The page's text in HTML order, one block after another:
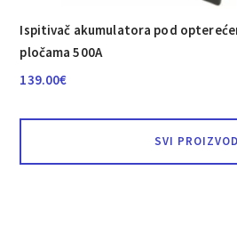
Ispitivač akumulatora pod
pločama 500A
139.00€
SVI